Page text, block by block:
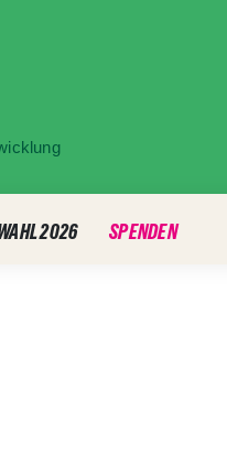
2026 SPENDEN